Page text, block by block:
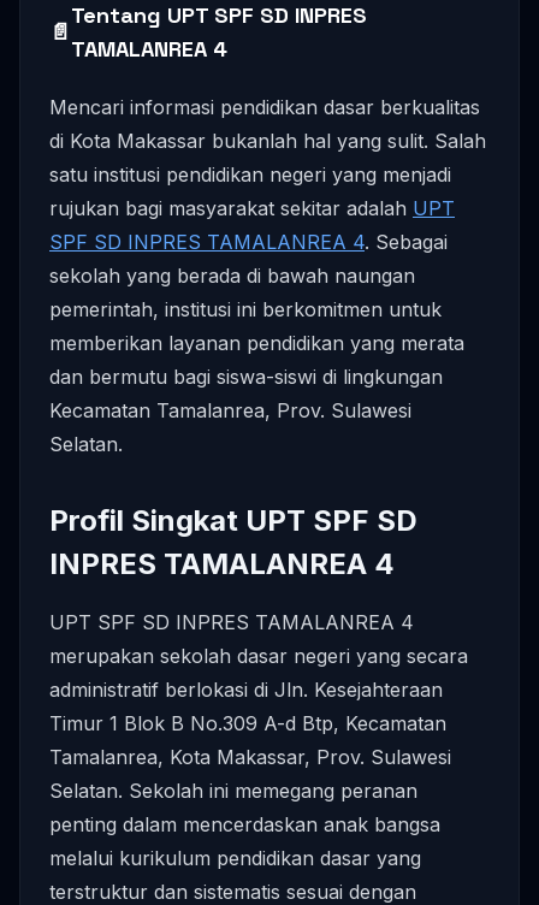
📄
Tentang UPT SPF SD INPRES
TAMALANREA 4
Mencari informasi pendidikan dasar berkualitas
di Kota Makassar bukanlah hal yang sulit. Salah
satu institusi pendidikan negeri yang menjadi
rujukan bagi masyarakat sekitar adalah UPT
SPF SD INPRES TAMALANREA 4. Sebagai
sekolah yang berada di bawah naungan
pemerintah, institusi ini berkomitmen untuk
memberikan layanan pendidikan yang merata
dan bermutu bagi siswa-siswi di lingkungan
Kecamatan Tamalanrea, Prov. Sulawesi
Selatan.
Profil Singkat UPT SPF SD
INPRES TAMALANREA 4
UPT SPF SD INPRES TAMALANREA 4
merupakan sekolah dasar negeri yang secara
administratif berlokasi di Jln. Kesejahteraan
Timur 1 Blok B No.309 A-d Btp, Kecamatan
Tamalanrea, Kota Makassar, Prov. Sulawesi
Selatan. Sekolah ini memegang peranan
penting dalam mencerdaskan anak bangsa
melalui kurikulum pendidikan dasar yang
terstruktur dan sistematis sesuai dengan